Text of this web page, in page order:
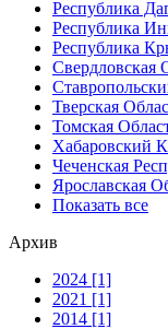
Республика
Республика
Республика
Свердловская
Тверская
Томская
Хабаровский
Чеченская
Ярославская
Показать все
Архив
2024 [1]
2021 [1]
2014 [1]